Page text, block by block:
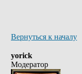
Вернуться к началу
yorick
Модератор